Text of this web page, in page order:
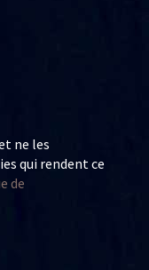
ne les
qui rendent ce
de